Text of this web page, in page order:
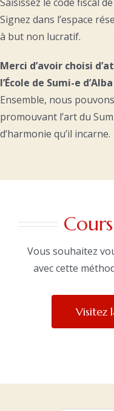
Signez dans l’espace
à but non lucratif.
Merci d’avoir choisi
l’École de Sumi-e
Ensemble, nous
promouvant l’art du
d’harmonie qu’il incarne.
Vous souhaitez
avec cette
Visitez